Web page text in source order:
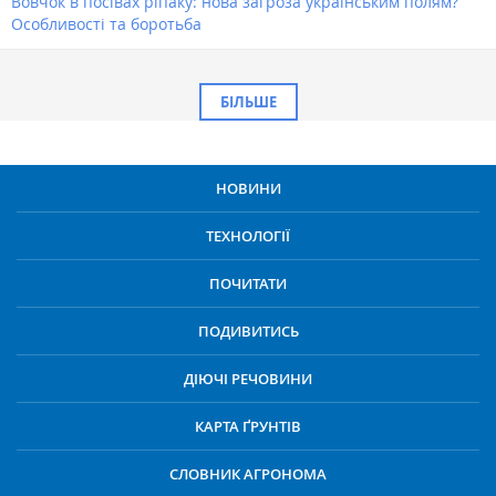
Особливості та боротьба
БІЛЬШЕ
НОВИНИ
ТЕХНОЛОГІЇ
ПОЧИТАТИ
ПОДИВИТИСЬ
ДІЮЧІ РЕЧОВИНИ
КАРТА ҐРУНТІВ
СЛОВНИК АГРОНОМА